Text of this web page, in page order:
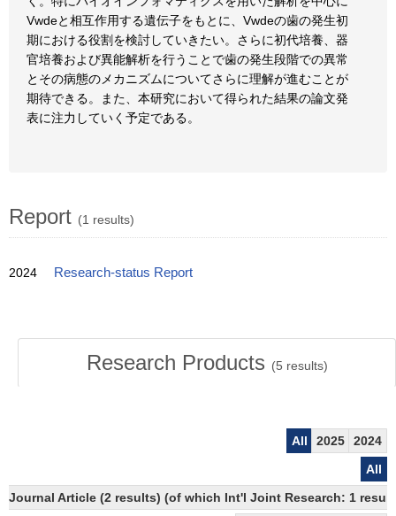
Vwdeと相互作用する遺伝子をもとに、Vwdeの歯の発生初
期における役割を検討していきたい。さらに初代培養、器
官培養および異能解析を行うことで歯の発生段階での異常
とその病態のメカニズムについてさらに理解が進むことが
期待できる。また、本研究において得られた結果の論文発
表に注力していく予定である。
Report (1 results)
2024 Research-status Report
Research Products (5 results)
All 2025
2024
All
Journal Article (2 results) (of which Int'l Joint Research: 1